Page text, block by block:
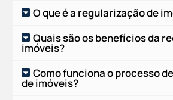
O que é a regularização de
Quais são os benefícios da
imóveis?
Como funciona o processo
de imóveis?